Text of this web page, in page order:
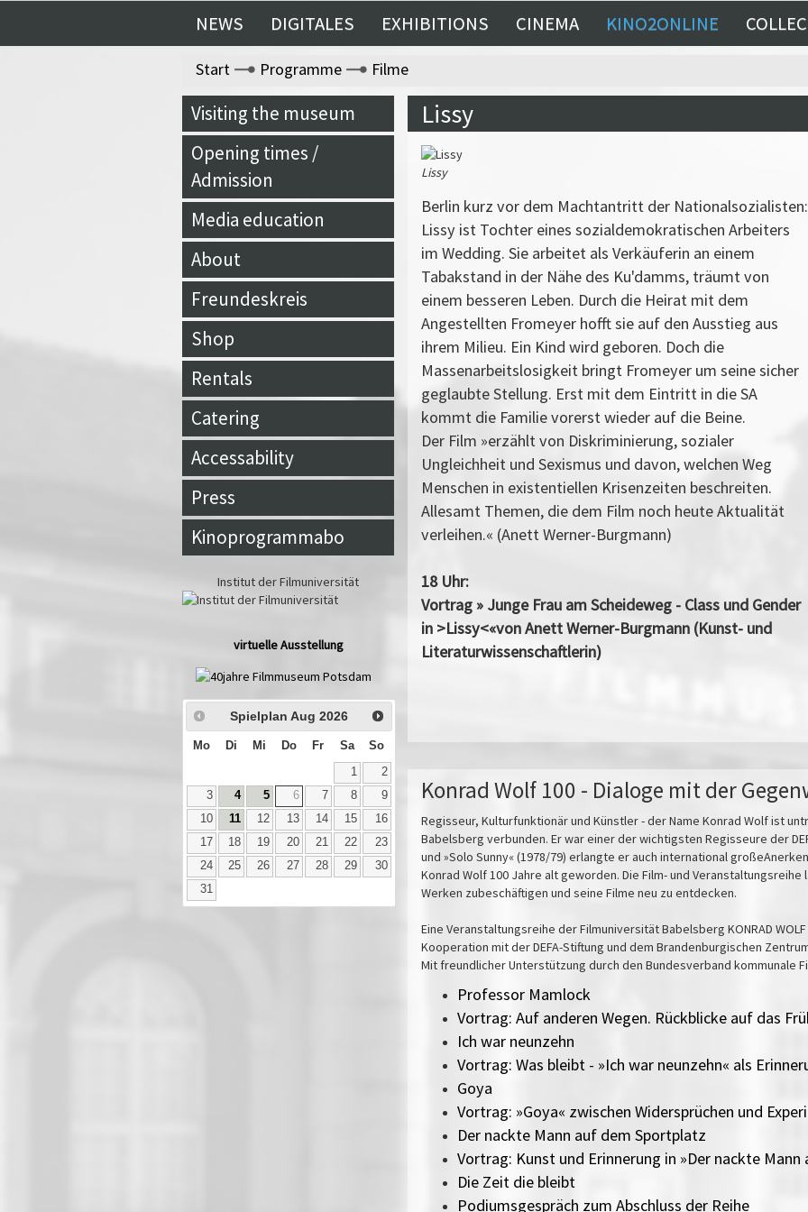
NEWS DIGITALES EXHIBITIONS CINEMA KINO2ONLINE
Start Programme Filme
Visiting the museum
Opening times /
Admission
Media education
About
Freundeskreis
Shop
Rentals
Catering
Accessability
Press
Kinoprogrammabo
Institut der Filmuniversität
virtuelle Ausstellung
Spielplan Aug 2026
Mo Di Mi Do Fr Sa So
1
2
3
4 5 6 7 8
9
10
11 12 13 14 15
16
17
18 19 20 21 22
23
24
25 26 27 28 29
30
31
Lissy
Lissy
Berlin kurz vor dem Machtantritt der Nationalsozialisten:
Lissy ist Tochter eines sozialdemokratischen Arbeiters
im Wedding. Sie arbeitet als Verkäuferin an einem
Tabakstand in der Nähe des Ku'damms, träumt von
einem besseren Leben. Durch die Heirat mit dem
Angestellten Fromeyer hofft sie auf den Ausstieg aus
ihrem Milieu. Ein Kind wird geboren. Doch die
Massenarbeitslosigkeit bringt Fromeyer um seine sicher
geglaubte Stellung. Erst mit dem Eintritt in die SA
kommt die Familie vorerst wieder auf die Beine.
Der Film »erzählt von Diskriminierung, sozialer
Ungleichheit und Sexismus und davon, welchen Weg
Menschen in existentiellen Krisenzeiten beschreiten.
Allesamt Themen, die dem Film noch heute Aktualität
verleihen.« (Anett Werner-Burgmann)
18 Uhr:
Vortrag » Junge Frau am Scheideweg - Class und Gender
in >Lissy<«von Anett Werner-Burgmann (Kunst- und
Literaturwissenschaftlerin)
Konrad Wolf 100 - Dialoge mit der
Regisseur, Kulturfunktionär und Künstler - der Name Konrad Wolf ist
Babelsberg verbunden. Er war einer der wichtigsten Regisseure der
und »Solo Sunny« (1978/79) erlangte er auch international
Konrad Wolf 100 Jahre alt geworden. Die Film- und
Werken zubeschäftigen und seine Filme neu zu entdecken.
Eine Veranstaltungsreihe der Filmuniversität Babelsberg KONRAD
Kooperation mit der DEFA-Stiftung und dem Brandenburgischen
Mit freundlicher Unterstützung durch den Bundesverband kommunale
Professor Mamlock
Vortrag: Auf anderen Wegen. Rückblicke auf das
Ich war neunzehn
Vortrag: Was bleibt - »Ich war neunzehn« als
Goya
Vortrag: »Goya« zwischen Widersprüchen und
Der nackte Mann auf dem Sportplatz
Vortrag: Kunst und Erinnerung in »Der nackte
Die Zeit die bleibt
Podiumsgespräch zum Abschluss der Reihe